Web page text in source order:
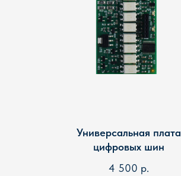
Универсальная плата
цифровых шин
4 500 р.